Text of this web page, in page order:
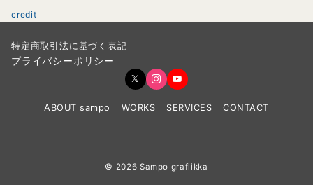
credit
特定商取引法に基づく表記
プライバシーポリシー
ABOUT sampo WORKS SERVICES CONTACT
© 2026 Sampo grafiikka